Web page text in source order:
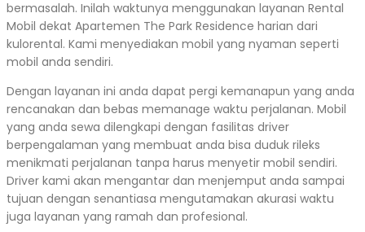
bermasalah. Inilah waktunya menggunakan layanan Rental
Mobil dekat Apartemen The Park Residence harian dari
kulorental. Kami menyediakan mobil yang nyaman seperti
mobil anda sendiri.
Dengan layanan ini anda dapat pergi kemanapun yang anda
rencanakan dan bebas memanage waktu perjalanan. Mobil
yang anda sewa dilengkapi dengan fasilitas driver
berpengalaman yang membuat anda bisa duduk rileks
menikmati perjalanan tanpa harus menyetir mobil sendiri.
Driver kami akan mengantar dan menjemput anda sampai
tujuan dengan senantiasa mengutamakan akurasi waktu
juga layanan yang ramah dan profesional.